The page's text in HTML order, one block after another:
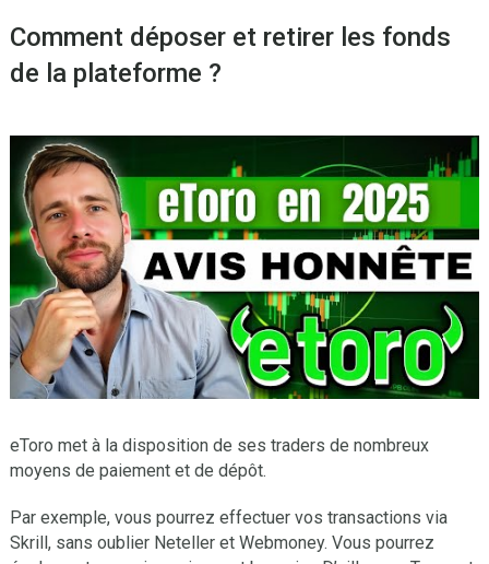
Comment déposer et retirer les fonds
de la plateforme ?
eToro met à la disposition de ses traders de nombreux
moyens de paiement et de dépôt.
Par exemple, vous pourrez effectuer vos transactions via
Skrill, sans oublier Neteller et Webmoney. Vous pourrez